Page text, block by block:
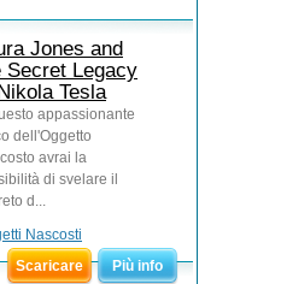
Jones and
Secret Legacy
Tesla
appassionante
dell'Oggetto
avrai la
di svelare il
d...
Nascosti
Scaricare
Più info